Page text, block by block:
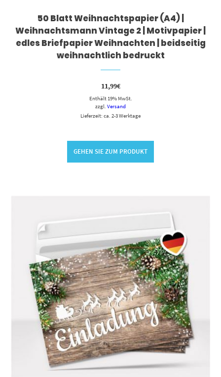
50 Blatt Weihnachtspapier (A4) |
Weihnachtsmann Vintage 2 | Motivpapier |
edles Briefpapier Weihnachten | beidseitig
weihnachtlich bedruckt
11,99€
Enthält 19% MwSt.
zzgl. Versand
Lieferzeit: ca. 2-3 Werktage
GEHEN SIE ZUM PRODUKT